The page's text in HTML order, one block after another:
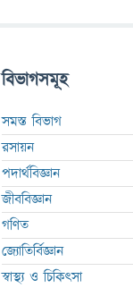
বিভাগসমূহ
সমস্ত বিভাগ
রসায়ন
পদার্থবিজ্ঞান
জীববিজ্ঞান
গণিত
জ্যোতির্বিজ্ঞান
স্বাস্থ্য ও চিকিৎসা